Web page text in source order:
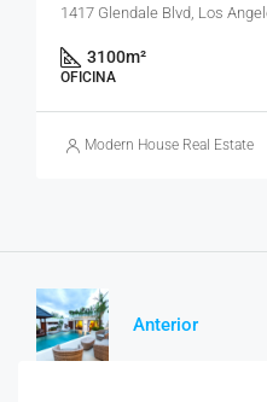
1417 Glendale Blvd, Los
3100m²
OFICINA
Modern House Real Estate
Anterior